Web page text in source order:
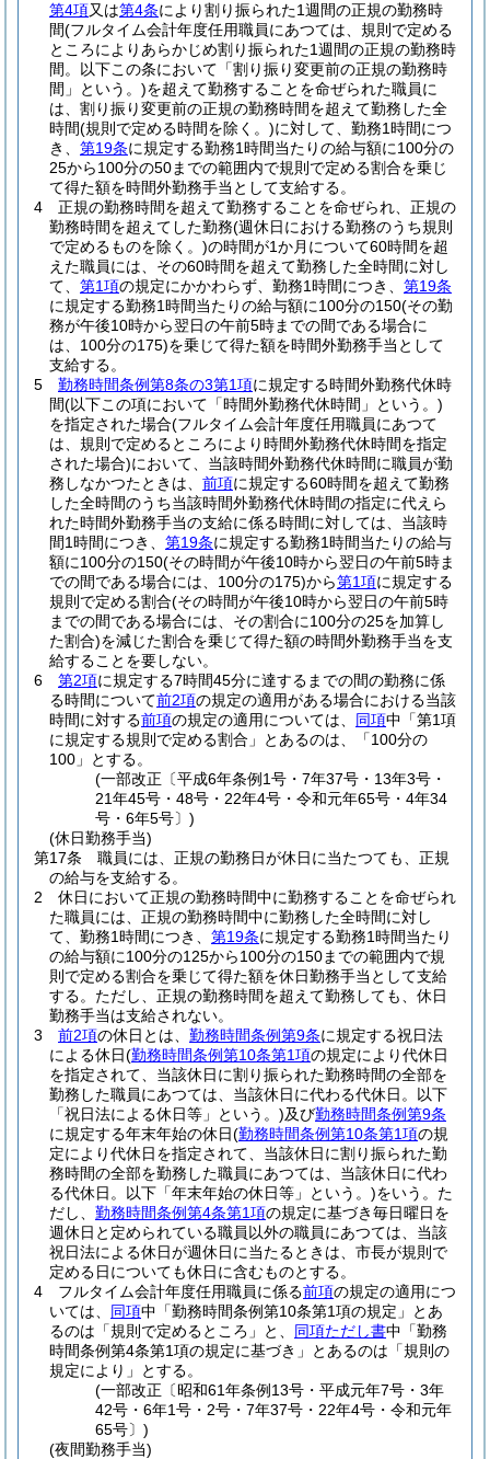
第4項又は第4条により割り振られた1週間の正規の勤務時
間(フルタイム会計年度任用職員にあつては、規則で定める
ところによりあらかじめ割り振られた1週間の正規の勤務時
間。以下この条において「割り振り変更前の正規の勤務時
間」という。)を超えて勤務することを命ぜられた職員に
は、割り振り変更前の正規の勤務時間を超えて勤務した全
時間(規則で定める時間を除く。)に対して、勤務1時間につ
き、 第19条に規定する勤務1時間当たりの給与額に100分の
25から100分の50までの範囲内で規則で定める割合を乗じ
て得た額を時間外勤務手当として支給する。
4
正規の勤務時間を超えて勤務することを命ぜられ、正規の
勤務時間を超えてした勤務(週休日における勤務のうち規則
で定めるものを除く。)の時間が1か月について60時間を超
えた職員には、その60時間を超えて勤務した全時間に対し
て、 第1項の規定にかかわらず、勤務1時間につき、 第19条
に規定する勤務1時間当たりの給与額に100分の150(その勤
務が午後10時から翌日の午前5時までの間である場合に
は、100分の175)を乗じて得た額を時間外勤務手当として
支給する。
5
勤務時間条例第8条の3第1項に規定する時間外勤務代休時
間(以下この項において「時間外勤務代休時間」という。)
を指定された場合(フルタイム会計年度任用職員にあつて
は、規則で定めるところにより時間外勤務代休時間を指定
された場合)において、当該時間外勤務代休時間に職員が勤
務しなかつたときは、 前項に規定する60時間を超えて勤務
した全時間のうち当該時間外勤務代休時間の指定に代えら
れた時間外勤務手当の支給に係る時間に対しては、当該時
間1時間につき、 第19条に規定する勤務1時間当たりの給与
額に100分の150(その時間が午後10時から翌日の午前5時ま
での間である場合には、100分の175)から第1項に規定する
規則で定める割合(その時間が午後10時から翌日の午前5時
までの間である場合には、その割合に100分の25を加算し
た割合)を減じた割合を乗じて得た額の時間外勤務手当を支
給することを要しない。
6
第2項に規定する7時間45分に達するまでの間の勤務に係
る時間について前2項の規定の適用がある場合における当該
時間に対する前項の規定の適用については、 同項中「第1項
に規定する規則で定める割合」とあるのは、「100分の
100」とする。
(一部改正〔平成6年条例1号・7年37号・13年3号・
21年45号・48号・22年4号・令和元年65号・4年34
号・6年5号〕)
(休日勤務手当)
第17条
職員には、正規の勤務日が休日に当たつても、正規
の給与を支給する。
2
休日において正規の勤務時間中に勤務することを命ぜられ
た職員には、正規の勤務時間中に勤務した全時間に対し
て、勤務1時間につき、 第19条に規定する勤務1時間当たり
の給与額に100分の125から100分の150までの範囲内で規
則で定める割合を乗じて得た額を休日勤務手当として支給
する。 ただし、正規の勤務時間を超えて勤務しても、休日
勤務手当は支給されない。
3
前2項の休日とは、 勤務時間条例第9条に規定する祝日法
による休日(勤務時間条例第10条第1項の規定により代休日
を指定されて、当該休日に割り振られた勤務時間の全部を
勤務した職員にあつては、当該休日に代わる代休日。以下
「祝日法による休日等」という。)及び勤務時間条例第9条
に規定する年末年始の休日(勤務時間条例第10条第1項の規
定により代休日を指定されて、当該休日に割り振られた勤
務時間の全部を勤務した職員にあつては、当該休日に代わ
る代休日。以下「年末年始の休日等」という。)をいう。 た
だし、 勤務時間条例第4条第1項の規定に基づき毎日曜日を
週休日と定められている職員以外の職員にあつては、当該
祝日法による休日が週休日に当たるときは、市長が規則で
定める日についても休日に含むものとする。
4
フルタイム会計年度任用職員に係る前項の規定の適用につ
いては、 同項中「勤務時間条例第10条第1項の規定」とあ
るのは「規則で定めるところ」と、 同項ただし書中「勤務
時間条例第4条第1項の規定に基づき」とあるのは「規則の
規定により」とする。
(一部改正〔昭和61年条例13号・平成元年7号・3年
42号・6年1号・2号・7年37号・22年4号・令和元年
65号〕)
(夜間勤務手当)